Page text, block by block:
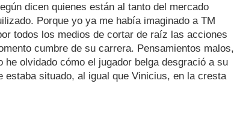
dicen quienes están al tanto del mercado
Porque yo ya me había imaginado a TM
todos los medios de cortar de raíz las acciones
cumbre de su carrera. Pensamientos malos,
he olvidado cómo el jugador belga desgració a su
estaba situado, al igual que Vinicius, en la cresta